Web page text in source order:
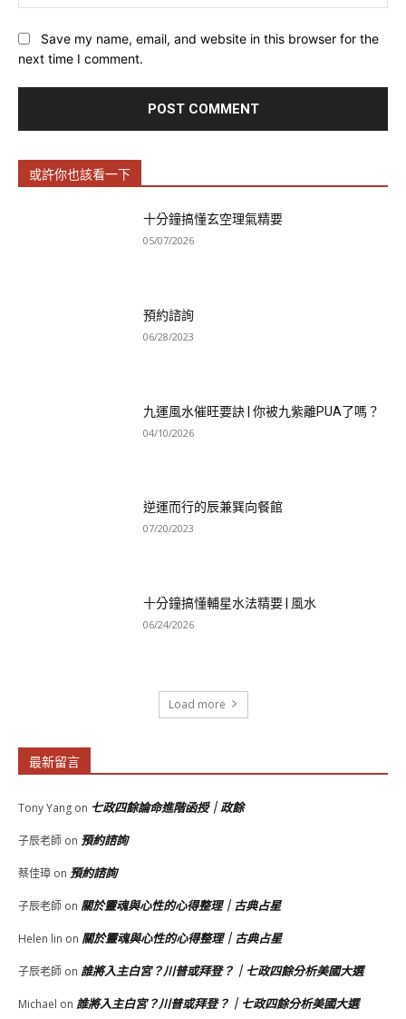
Save my name, email, and website in this browser for the
next time I comment.
或許你也該看一下
十分鐘搞懂玄空理氣精要
05/07/2026
預約諮詢
06/28/2023
九運風水催旺要訣 | 你被九紫離PUA了嗎？
04/10/2026
逆運而行的辰兼巽向餐館
07/20/2023
十分鐘搞懂輔星水法精要 | 風水
06/24/2026
Load more
最新留言
Tony Yang on 七政四餘論命進階函授｜政餘
子辰老師 on 預約諮詢
蔡佳璋 on 預約諮詢
子辰老師 on 關於靈魂與心性的心得整理｜古典占星
Helen lin on 關於靈魂與心性的心得整理｜古典占星
子辰老師 on 誰將入主白宮？川普或拜登？｜七政四餘分析美國大選
Michael on 誰將入主白宮？川普或拜登？｜七政四餘分析美國大選